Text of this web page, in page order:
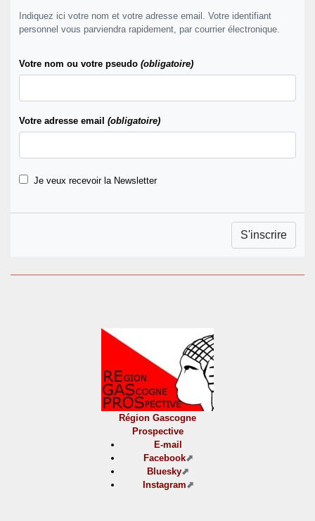
Indiquez ici votre nom et votre adresse email. Votre identifiant
personnel vous parviendra rapidement, par courrier électronique.
Votre nom ou votre pseudo (obligatoire)
Votre adresse email (obligatoire)
Je veux recevoir la Newsletter
Région Gascogne
Prospective
E-mail
Facebook
Bluesky
Instagram